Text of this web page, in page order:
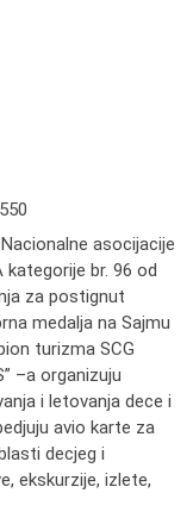
asocijacije
br. 96 od
za postignut
medalja na Sajmu
turizma SCG
–a organizuju
i letovanja dece i
avio karte za
decjeg i
ekskurzije, izlete,